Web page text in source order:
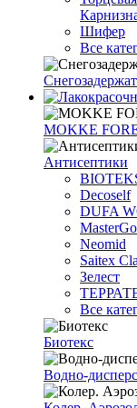
Шифер
Все
MOKKE
Антисептики
Decoself
DUFA
Neomid
Saitex
Зелест
Все
Биотекс
Водно-